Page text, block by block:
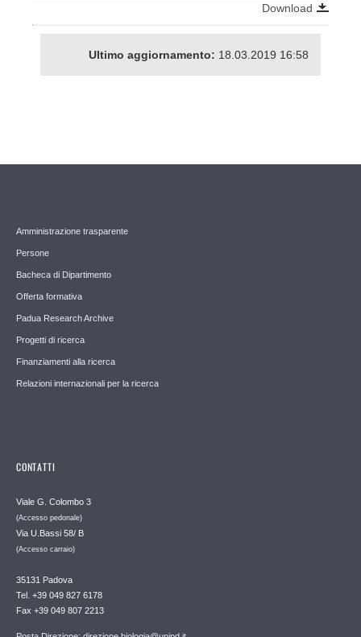
Download
Ultimo aggiornamento: 18.03.2019 16:58
Amministrazione trasparente
Persone
Bacheca di Dipartimento
Offerta formativa
Padua Research Archive
Progetti di ricerca
Finanziamenti alla ricerca
Relazioni internazionali per la ricerca
CONTATTI
Viale G. Colombo 3
(Accesso pedonale)
Via U.Bassi 58/ B
(Accesso carraio)
35131 Padova
Tel. +39 049 827 6178
Fax +39 049 807 2213